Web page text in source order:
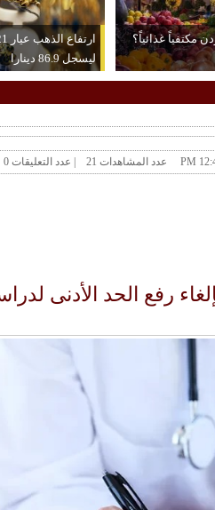
مكتفياً غذائياً؟
ليسجل 86.9 دينارا
رفع الحد الأدنى